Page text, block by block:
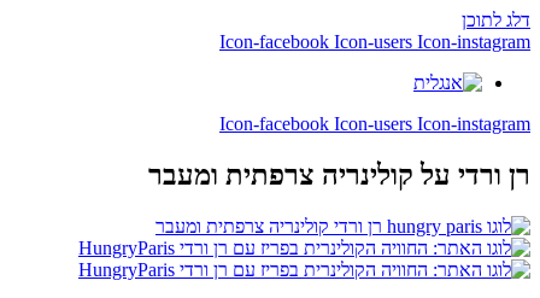
דלג לתוכן
Icon-facebook Icon-users Icon-instagram
Icon-facebook Icon-users Icon-instagram
רן ורדי על קולינריה צרפתית ומעבר